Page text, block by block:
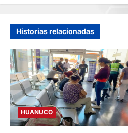
i
ó
n
d
e
Historias relacionadas
HUANUCO